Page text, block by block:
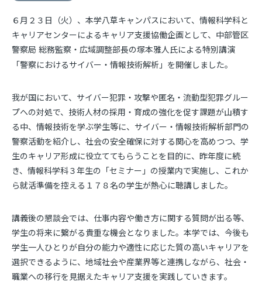
６月２３日（火）、本学八草キャンパスにおいて、情報科学科と
キャリアセンターによるキャリア支援協働企画として、中部管区
警察局 総務監察・広域調整部長の塚本雅人氏による特別講演
「警察におけるサイバー・情報技術解析」を開催しました。
我が国において、サイバー犯罪・攻撃や匿名・流動型犯罪グルー
プへの対処で、技術人材の採用・育成の強化を促す課題が山積す
る中、情報技術を学ぶ学生等に、サイバー・情報技術解析部門の
警察活動を紹介し、社会の安全確保に対する関心を高めつつ、学
生のキャリア形成に役立ててもらうことを目的に、昨年度に続
き、情報科学科３年生の「セミナー」の授業内で実施し、これか
ら就活準備を控える１７８名の学生が熱心に聴講しました。
講義後の懇談会では、仕事内容や働き方に関する質問が出る等、
学生の将来に繋がる貴重な機会となりました。本学では、今後も
学生一人ひとりが自分の能力や適性に応じた質の高いキャリアを
選択できるように、地域社会や産業界等と連携しながら、社会・
職業への移行を見据えたキャリア支援を実践していきます。